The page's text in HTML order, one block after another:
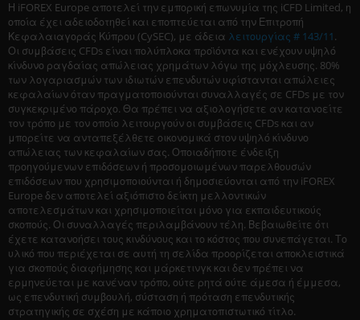
Η iFOREX Europe αποτελεί την εμπορική επωνυμία της iCFD Limited, η
οποία έχει αδειοδοτηθεί και εποπτεύεται από την Επιτροπή
Κεφαλαιαγοράς Κύπρου (CySEC), με άδεια λειτουργίας # 143/11.
Οι συμβάσεις CFDs είναι πολύπλοκα προϊόντα και ενέχουν υψηλό
κίνδυνο ραγδαίας απώλειας χρημάτων λόγω της μόχλευσης. 80%
των λογαριασμών των ιδιωτών επενδυτών υφίστανται απώλειες
κεφαλαίων όταν πραγματοποιούνται συναλλαγές σε CFDs με τον
συγκεκριμένο πάροχο. Θα πρέπει να αξιολογήσετε αν κατανοείτε
τον τρόπο με τον οποίο λειτουργούν οι συμβάσεις CFDs και αν
μπορείτε να ανταπεξέλθετε οικονομικά στον υψηλό κίνδυνο
απώλειας των κεφαλαίων σας. Οποιαδήποτε ένδειξη
προηγούμενων επιδόσεων ή προσομοιωμένων παρελθουσών
επιδόσεων που χρησιμοποιούνται ή δημοσιεύονται από την iFOREX
Europe δεν αποτελεί αξιόπιστο δείκτη μελλοντικών
αποτελεσμάτων και χρησιμοποιείται μόνο για εκπαιδευτικούς
σκοπούς. Οι συναλλαγές περιλαμβάνουν τέλη. Βεβαιωθείτε ότι
έχετε κατανοήσει τους κινδύνους και το κόστος που συνεπάγεται. Το
υλικό που περιέχεται σε αυτή τη σελίδα προορίζεται αποκλειστικά
για σκοπούς διαφήμησης και μάρκετινγκ και δεν πρέπει να
ερμηνεύεται με κανέναν τρόπο, ούτε ρητά ούτε άμεσα ή έμμεσα,
ως επενδυτική συμβουλή, σύσταση ή πρόταση επενδυτικής
στρατηγικής σε σχέση με κάποιο χρηματοπιστωτικό τίτλο.